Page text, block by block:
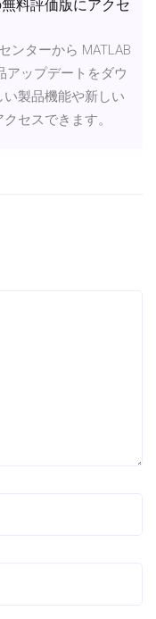
料評価版にアクセ
ンターから MATLAB
アップデートをダウ
製品機能や新しい
セスできます。